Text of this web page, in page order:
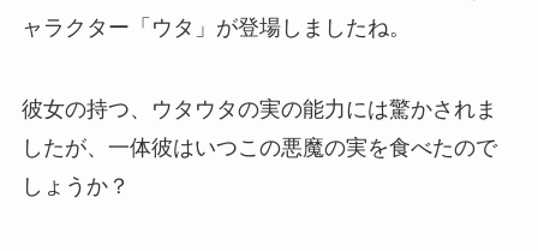
ャラクター「ウタ」が登場しましたね。
彼女の持つ、ウタウタの実の能力には驚かされま
したが、一体彼はいつこの悪魔の実を食べたので
しょうか？